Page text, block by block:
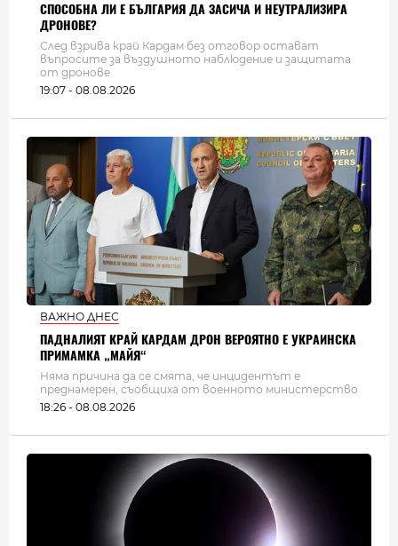
СПОСОБНА ЛИ Е БЪЛГАРИЯ ДА ЗАСИЧА И НЕУТРАЛИЗИРА
ДРОНОВЕ?
След взрива край Кардам без отговор остават
въпросите за въздушното наблюдение и защитата
от дронове
19:07 - 08.08.2026
ВАЖНО ДНЕС
ПАДНАЛИЯТ КРАЙ КАРДАМ ДРОН ВЕРОЯТНО Е УКРАИНСКА
ПРИМАМКА „МАЙЯ“
Няма причина да се смята, че инцидентът е
преднамерен, съобщиха от военното министерство
18:26 - 08.08.2026